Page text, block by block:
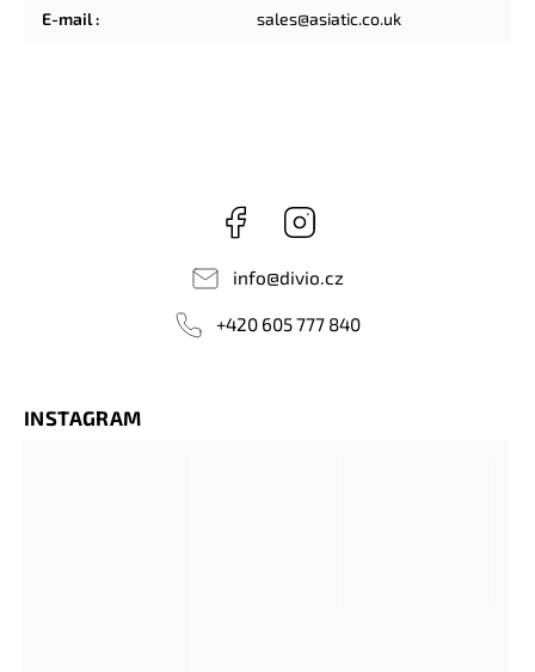
E-mail: sales@asiatic.co.uk
Facebook
info@divio.cz
+420 605 777 840
INSTAGRAM